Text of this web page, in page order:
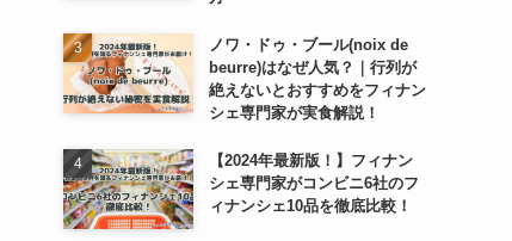
ノワ・ドゥ・ブール(noix de
beurre)はなぜ人気？｜行列が
絶えないとおすすめをフィナン
シェ専門家が実食解説！
【2024年最新版！】フィナン
シェ専門家がコンビニ6社のフ
ィナンシェ10品を徹底比較！